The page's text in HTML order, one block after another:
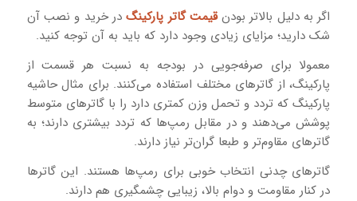
اگر به‌ دلیل بالاتر بودنقیمت گاتر پارکینگدر خرید و نصب آن
شک دارید؛ مزایای زیادی وجود دارد که باید به آن توجه کنید.
معمولا برای صرفه‌جویی در بودجه به‌ نسبت هر قسمت از
پارکینگ، از گاترهای مختلف استفاده می‌کنند. برای مثال حاشیه
پارکینگ که تردد و تحمل وزن کمتری دارد را با گاترهای متوسط
پوشش می‌دهند و در مقابل رمپ‌ها که تردد بیشتری دارند؛ به
گاترهای مقاوم‌تر و طبعا گران‌تر نیاز دارند.
گاترهای چدنی انتخاب خوبی برای رمپ‌ها هستند. این گاترها
در کنار مقاومت و دوام بالا، زیبایی چشمگیری هم دارند.